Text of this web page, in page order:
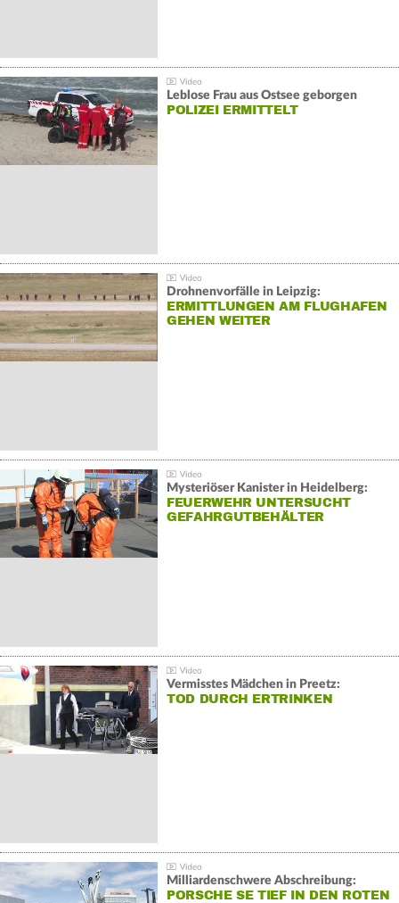
Leblose Frau aus Ostsee geborgen
POLIZEI ERMITTELT
Drohnenvorfälle in Leipzig:
ERMITTLUNGEN AM FLUGHAFEN
GEHEN WEITER
Mysteriöser Kanister in Heidelberg:
FEUERWEHR UNTERSUCHT
GEFAHRGUTBEHÄLTER
Vermisstes Mädchen in Preetz:
TOD DURCH ERTRINKEN
Milliardenschwere Abschreibung:
PORSCHE SE TIEF IN DEN ROTEN